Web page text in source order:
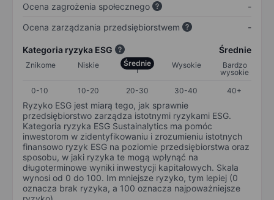
Ocena zagrożenia społecznego
-
Ocena zarządzania przedsiębiorstwem
-
Kategoria ryzyka ESG Średnie
Znikome Niskie Średnie Wysokie
Bardzo
wysokie
0-10
10-20 20-30 30-40 40+
Ryzyko ESG jest miarą tego, jak sprawnie
przedsiębiorstwo zarządza istotnymi ryzykami ESG.
Kategoria ryzyka ESG Sustainalytics ma pomóc
inwestorom w zidentyfikowaniu i zrozumieniu istotnych
finansowo ryzyk ESG na poziomie przedsiębiorstwa oraz
sposobu, w jaki ryzyka te mogą wpłynąć na
długoterminowe wyniki inwestycji kapitałowych. Skala
wynosi od 0 do 100. Im mniejsze ryzyko, tym lepiej (0
oznacza brak ryzyka, a 100 oznacza najpoważniejsze